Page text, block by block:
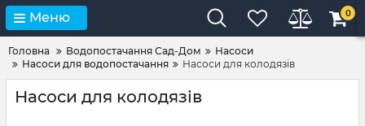
Меню 0
Головна Водопостачання Сад-Дом
Насоси
Насоси для водопостачання
Насоси для колодязів
Насоси для колодязів